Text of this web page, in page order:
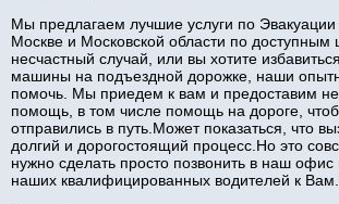
Мы предлагаем лучшие услуги по
Москве и Московской области по доступным
несчастный случай, или вы хотите
машины на подъездной дорожке, наши
помочь. Мы приедем к вам и предоставим
помощь, в том числе помощь на дороге,
отправились в путь.Может показаться, что
долгий и дорогостоящий процесс.Но это
нужно сделать просто позвонить в наш
наших квалифицированных водителей к Вам.